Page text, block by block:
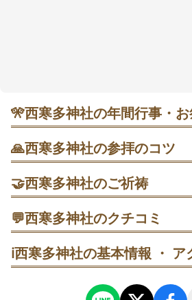
から約10分ほどで、所要時間の目
🎌西寒多神社の年間行事・お
・ 1月1〜3日 初詣｜朝一番が混雑を
以降は比較的落ち着くことも。
・ 4月13〜29日 紫藤祭｜藤の開花に
典。観覧は少し離れて見守ると安心。
🙏西寒多神社の参拝のコツ
大鳥居の前で一礼 → 手水舎で清める
順で回る。
本殿参拝を先に済ませる → 藤棚へ移
境内の花を見て回る。
🤝西寒多神社のご祈祷
家内安全祈願
家内安全祈願として、家族の無事や日
ほどの祈祷です。
💬西寒多神社のクチコミ
ℹ️西寒多神社の基本情報 ・ ア